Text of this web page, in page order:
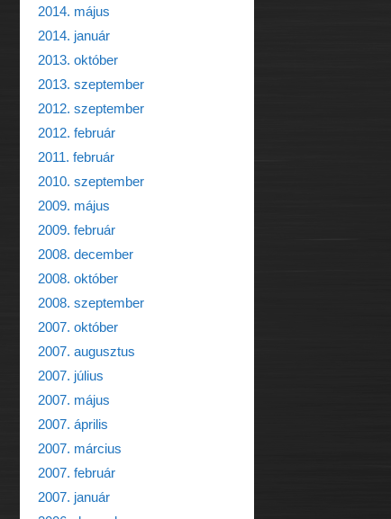
2014. május
2014. január
2013. október
2013. szeptember
2012. szeptember
2012. február
2011. február
2010. szeptember
2009. május
2009. február
2008. december
2008. október
2008. szeptember
2007. október
2007. augusztus
2007. július
2007. május
2007. április
2007. március
2007. február
2007. január